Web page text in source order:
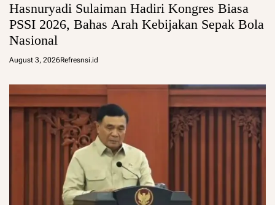
Hasnuryadi Sulaiman Hadiri Kongres Biasa
PSSI 2026, Bahas Arah Kebijakan Sepak Bola
Nasional
August 3, 2026Refresnsi.id